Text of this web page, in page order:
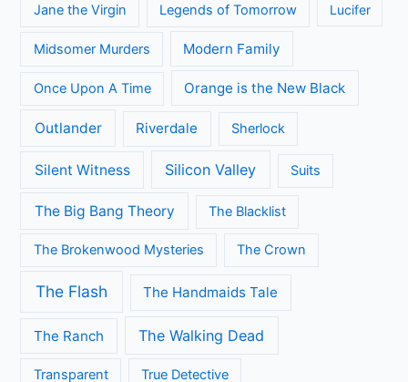
Jane the Virgin Legends of Tomorrow Lucifer
Midsomer Murders Modern Family
Once Upon A Time Orange is the New Black
Outlander Riverdale Sherlock
Silent Witness Silicon Valley Suits
The Big Bang Theory The Blacklist
The Brokenwood Mysteries The Crown
The Flash The Handmaids Tale
The Ranch The Walking Dead
Transparent True Detective